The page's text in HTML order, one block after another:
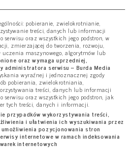
pobieranie, zwielokrotnianie,
treści, danych lub informacji
oraz wszystkich jego podstron, w
zmierzającej do tworzenia, rozwoju,
maszynowego, algorytmów lub
oraz wymaga uprzedniej,
administratora serwisu – Burda Media
wyraźnej i jednoznacznej zgody
pobierania, zwielokrotniania,
treści, danych lub informacji
oraz wszystkich jego podstron, jak
tych treści, danych i informacji.
przypadków wykorzystywania treści,
i ułatwienia ich wyszukiwania przez
pozycjonowania stron
internetowe w ramach indeksowania
internetowych